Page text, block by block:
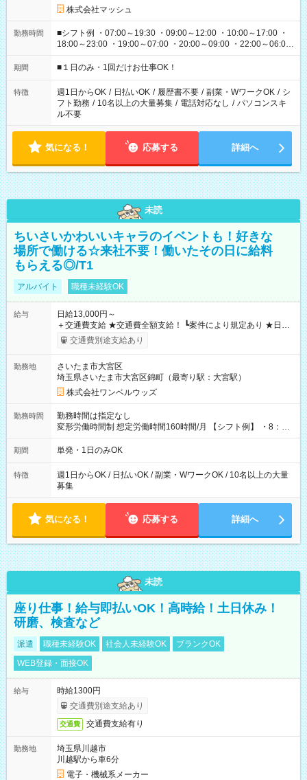
株式会社マッシュ
勤務時間
■シフト例 ・07:00～19:30 ・09:00～12:00 ・10:00～17:00 ・
18:00～23:00 ・19:00～07:00 ・20:00～09:00 ・22:00～06:00
etc ★最短で3時間で5,120円のお仕事から 15時間で2万円近く稼
げるお仕事も！ ご希望のお時間に合わせてご紹介！ ※シフトは
ください！
期間 ■１日のみ・1回だけお仕事OK！
特徴 週1日からOK / 日払いOK / 履歴書不要 / 副業・WワークOK / シ
フト勤務 / 10名以上の大量募集 / 電話対応なし / パソコンスキ
ル不要
気になる！ 応募する 詳細へ
未読
ちいさいかわいいキャラのイベントも！好きな
場所で働ける☆来社不要！働いたその日に給料
もらえる◎/T1
アルバイト 職種未経験OK
給与
日給13,000円～
＋交通費支給 ★交通費全額支給！ ┗案件により規定あり ★日払
いOK！（規定あり） ┗働いたその日に現金GET♪ お仕事後はコ
ンビニATMから 日払い分を引き落とせます！ 【試用期間】試
交通費別途支給あり
勤務地
さいたま市大宮区
埼玉県さいたま市大宮区錦町（最寄り駅：大宮駅）
株式会社ワンベルウッズ
勤務時間
勤務時間は指定なし
変形労働時間制 想定労働時間160時間/月 【シフト例】 ・8：00
～21：00
期間 単発・1日のみOK
特徴
週1日からOK / 日払いOK / 副業・WワークOK / 10名以上の大量
募集
気になる！ 応募する 詳細へ
未読
座り仕事！給与即払いOK！高時給！土日休み！
研磨、検査など
派遣 職種未経験OK 社会人未経験OK
ブランクOK
WEB登録・面接OK
給与
時給1300円
交通費別途支給あり
交通費 交通費支給有り
勤務地
埼玉県川越市
川越駅から車6分
電子・機械系メーカー